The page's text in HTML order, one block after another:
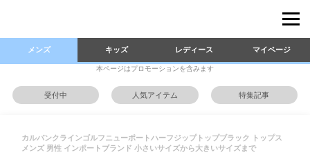
メンズ キッズ レディース マイページ
本ページはプロモーションを含みます
受付中 人気アイテム 特集記事
カルバンクラインゴルフニューポートハーフジップトップブラック トップス
メンズ 男性 インポートブランド 小さいサイズから大きいサイズまで